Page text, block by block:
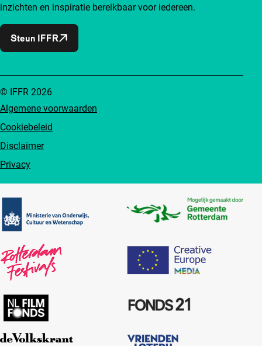
inzichten en inspiratie bereikbaar voor iedereen.
Steun IFFR
Algemene voorwaarden
Cookiebeleid
Disclaimer
Privacy
© IFFR 2026